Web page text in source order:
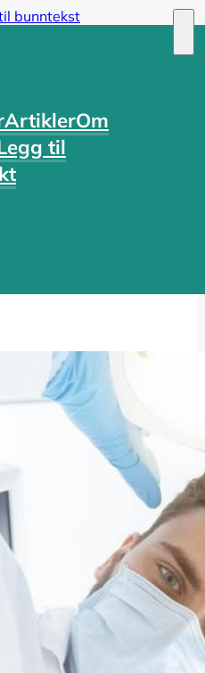
bunntekst
ArtiklerOm
til